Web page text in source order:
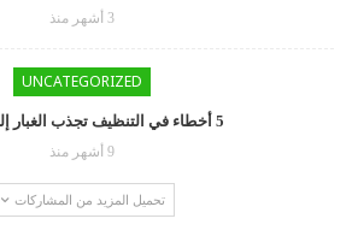
3 أشهر منذ
UNCATEGORIZED
5 أخطاء في التنظيف تجذب الغبار إلى المنزل
9 أشهر منذ
تحميل المزيد من المشاركات